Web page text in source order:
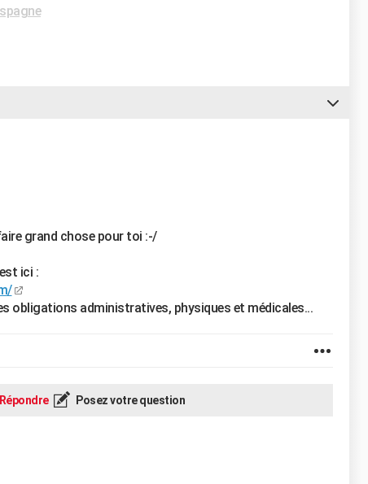
grand chose pour toi :-/
ici :
obligations administratives, physiques et médicales...
Répondre Posez votre question